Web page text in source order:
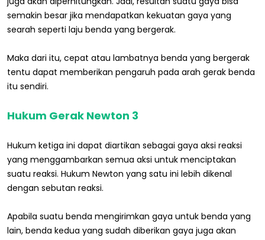
semakin besar jika mendapatkan kekuatan gaya yang
searah seperti laju benda yang bergerak.
Maka dari itu, cepat atau lambatnya benda yang bergerak
tentu dapat memberikan pengaruh pada arah gerak benda
itu sendiri.
Hukum Gerak Newton 3
Hukum ketiga ini dapat diartikan sebagai gaya aksi reaksi
yang menggambarkan semua aksi untuk menciptakan
suatu reaksi. Hukum Newton yang satu ini lebih dikenal
dengan sebutan reaksi.
Apabila suatu benda mengirimkan gaya untuk benda yang
lain, benda kedua yang sudah diberikan gaya juga akan